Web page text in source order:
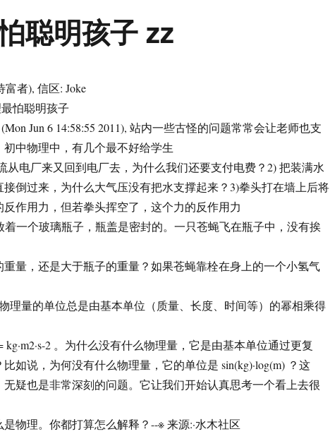
聪明孩子 zz
富者), 信区: Joke
怕聪明孩子
Jun 6 14:58:55 2011), 站内一些古怪的问题常常会让老师也支
中物理中，有几个最不好给学生
从电厂来又回到电厂去，为什么我们还要支付电费？2) 把装满水
接倒过来，为什么大气压没有把水支撑起来？3)拳头打在墙上后将
作用力，但若拳头挥空了，这个力的反作用力
着一个玻璃瓶子，瓶盖是密封的。一只苍蝇飞在瓶子中，没有挨
重量，还是大于瓶子的重量？如果苍蝇靠栓在身上的一个小氢气
理量的单位总是由基本单位（质量、长度、时间等）的幂相乘得
kg·m2·s-2 。为什么没有什么物理量，它是由基本单位通过更复
如说，为何没有什么物理量，它的单位是 sin(kg)·log(m) ？这
无疑也是非常深刻的问题。它让我们开始认真思考一个看上去很
物理。你都打算怎么解释？--※ 来源:·水木社区